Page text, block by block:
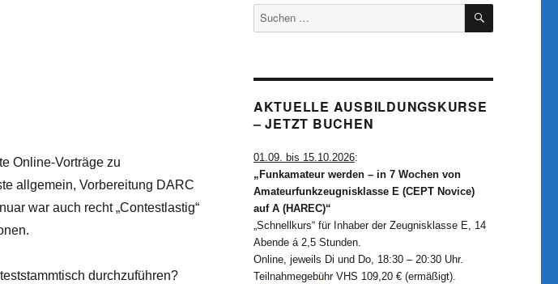
Online-Vorträge zu
allgemein, Vorbereitung DARC
war auch recht „Contestlastig“
durchzuführen?
Suchen
nach:
SUCHEN
AKTUELLE AUSBILDUNGSKURSE
– JETZT BUCHEN
01.09. bis 15.10.2026:
„Funkamateur werden – in 7 Wochen von
Amateurfunkzeugnisklasse E (CEPT Novice)
auf A (HAREC)“
„Schnellkurs“ für Inhaber der Zeugnisklasse E, 14
Abende á 2,5 Stunden.
Online, jeweils Di und Do, 18:30 – 20:30 Uhr.
Teilnahmegebühr VHS 109,20 € (ermäßigt).